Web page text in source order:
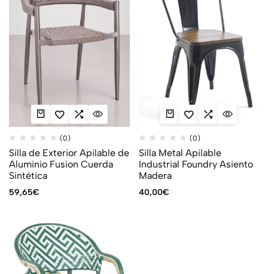
(0)
Silla de Exterior Apilable de
Aluminio Fusion Cuerda
Sintética
59,65€
(0)
Silla Metal Apilable
Industrial Foundry Asiento
Madera
40,00€